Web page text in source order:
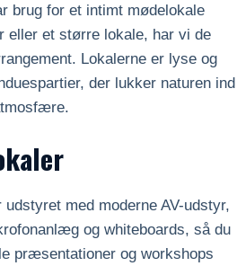
brug for et intimt mødelokale
eller et større lokale, har vi de
Lokalerne er lyse og
der lukker naturen ind
med moderne AV-udstyr,
og whiteboards, så du
præsentationer og workshops